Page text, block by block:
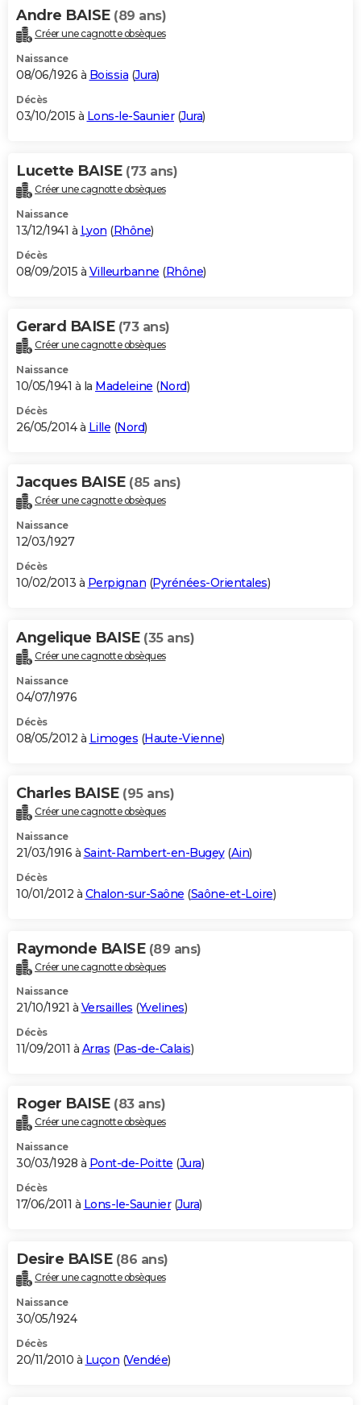
Andre BAISE (89 ans)
Créer une cagnotte obsèques
Naissance
08/06/1926 à Boissia (Jura)
Décès
03/10/2015 à Lons-le-Saunier(Jura)
Lucette BAISE (73 ans)
Créer une cagnotte obsèques
Naissance
13/12/1941 à Lyon (Rhône)
Décès
08/09/2015 à Villeurbanne (Rhône)
Gerard BAISE (73 ans)
Créer une cagnotte obsèques
Naissance
10/05/1941 à la Madeleine (Nord)
Décès
26/05/2014 à Lille (Nord)
Jacques BAISE (85 ans)
Créer une cagnotte obsèques
Naissance
12/03/1927
Décès
10/02/2013 à Perpignan (Pyrénées-Orientales)
Angelique BAISE (35 ans)
Créer une cagnotte obsèques
Naissance
04/07/1976
Décès
08/05/2012 à Limoges (Haute-Vienne)
Charles BAISE (95 ans)
Créer une cagnotte obsèques
Naissance
21/03/1916 à Saint-Rambert-en-Bugey(Ain)
Décès
10/01/2012 à Chalon-sur-Saône (Saône-et-Loire)
Raymonde BAISE (89 ans)
Créer une cagnotte obsèques
Naissance
21/10/1921 à Versailles (Yvelines)
Décès
11/09/2011 à Arras (Pas-de-Calais)
Roger BAISE (83 ans)
Créer une cagnotte obsèques
Naissance
30/03/1928 à Pont-de-Poitte (Jura)
Décès
17/06/2011 à Lons-le-Saunier(Jura)
Desire BAISE (86 ans)
Créer une cagnotte obsèques
Naissance
30/05/1924
Décès
20/11/2010 à Luçon (Vendée)